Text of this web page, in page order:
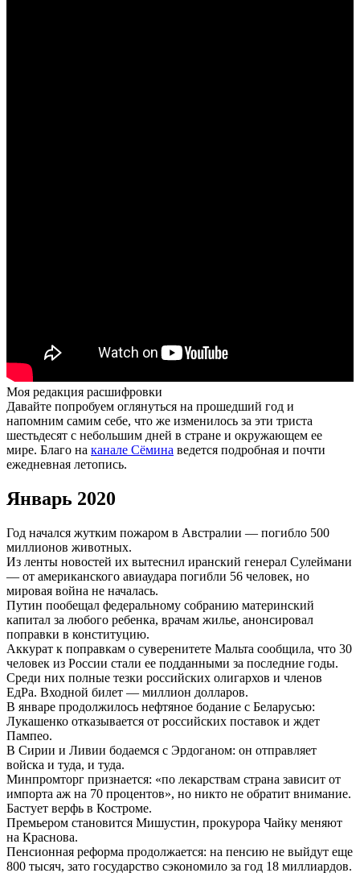
Моя редакция расшифровки
Давайте попробуем оглянуться на прошедший год и
напомним самим себе, что же изменилось за эти триста
шестьдесят с небольшим дней в стране и окружающем ее
мире. Благо на канале Сёмина ведется подробная и почти
ежедневная летопись.
Январь 2020
Год начался жутким пожаром в Австралии — погибло 500
миллионов животных.
Из ленты новостей их вытеснил иранский генерал Сулеймани
— от американского авиаудара погибли 56 человек, но
мировая война не началась.
Путин пообещал федеральному собранию материнский
капитал за любого ребенка, врачам жилье, анонсировал
поправки в конституцию.
Аккурат к поправкам о суверенитете Мальта сообщила, что 30
человек из России стали ее подданными за последние годы.
Среди них полные тезки российских олигархов и членов
ЕдРа. Входной билет — миллион долларов.
В январе продолжилось нефтяное бодание с Беларусью:
Лукашенко отказывается от российских поставок и ждет
Пампео.
В Сирии и Ливии бодаемся с Эрдоганом: он отправляет
войска и туда, и туда.
Минпромторг признается: «по лекарствам страна зависит от
импорта аж на 70 процентов», но никто не обратит внимание.
Бастует верфь в Костроме.
Премьером становится Мишустин, прокурора Чайку меняют
на Краснова.
Пенсионная реформа продолжается: на пенсию не выйдут еще
800 тысяч, зато государство сэкономило за год 18 миллиардов.